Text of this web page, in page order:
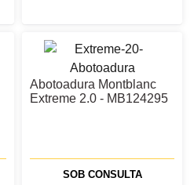
Abotoadura Montblanc
Extreme 2.0 - MB124295
SOB CONSULTA